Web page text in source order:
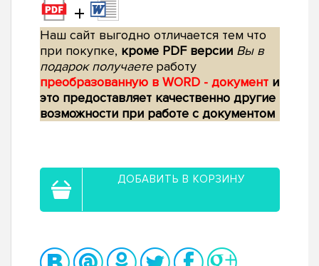
+
Наш сайт выгодно отличается тем что
при покупке, кроме PDF версии Вы в
подарок получаетеработу
преобразованную в WORD - документ и
это предоставляет качественно другие
возможности при работе с документом
ДОБАВИТЬ В КОРЗИНУ